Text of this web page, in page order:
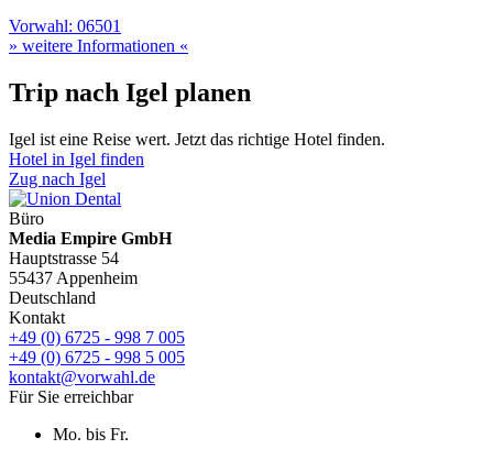
Vorwahl: 06501
» weitere Informationen «
Trip nach Igel planen
Igel ist eine Reise wert. Jetzt das richtige Hotel finden.
Hotel in Igel finden
Zug nach Igel
Büro
Media Empire GmbH
Hauptstrasse 54
55437 Appenheim
Deutschland
Kontakt
+49 (0) 6725 - 998 7 005
+49 (0) 6725 - 998 5 005
kontakt@vorwahl.de
Für Sie erreichbar
Mo. bis Fr.